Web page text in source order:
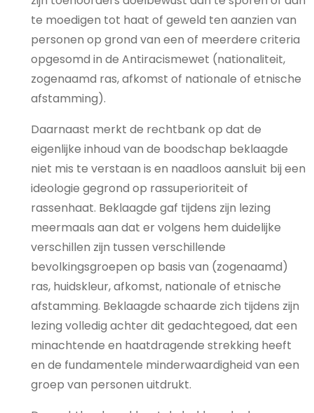
te moedigen tot haat of geweld ten aanzien van
personen op grond van een of meerdere criteria
opgesomd in de Antiracismewet (nationaliteit,
zogenaamd ras, afkomst of nationale of etnische
afstamming).
Daarnaast merkt de rechtbank op dat de
eigenlijke inhoud van de boodschap beklaagde
niet mis te verstaan is en naadloos aansluit bij een
ideologie gegrond op rassuperioriteit of
rassenhaat. Beklaagde gaf tijdens zijn lezing
meermaals aan dat er volgens hem duidelijke
verschillen zijn tussen verschillende
bevolkingsgroepen op basis van (zogenaamd)
ras, huidskleur, afkomst, nationale of etnische
afstamming. Beklaagde schaarde zich tijdens zijn
lezing volledig achter dit gedachtegoed, dat een
minachtende en haatdragende strekking heeft
en de fundamentele minderwaardigheid van een
groep van personen uitdrukt.